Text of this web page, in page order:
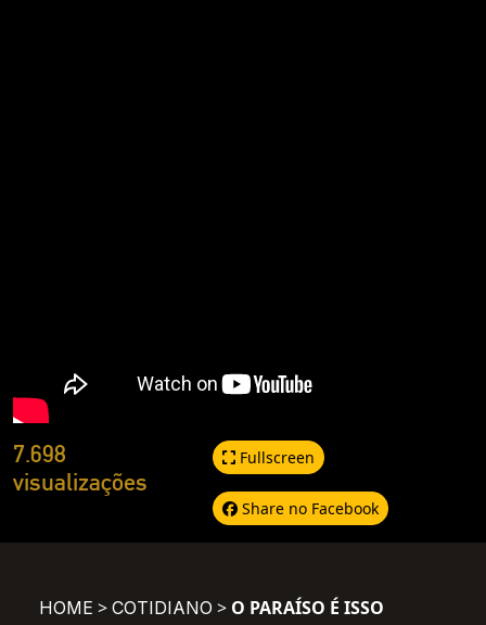
7.698
visualizações
Fullscreen
Share no Facebook
HOME > COTIDIANO > O PARAÍSO É ISSO